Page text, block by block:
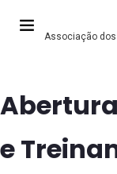
Associação dos
e